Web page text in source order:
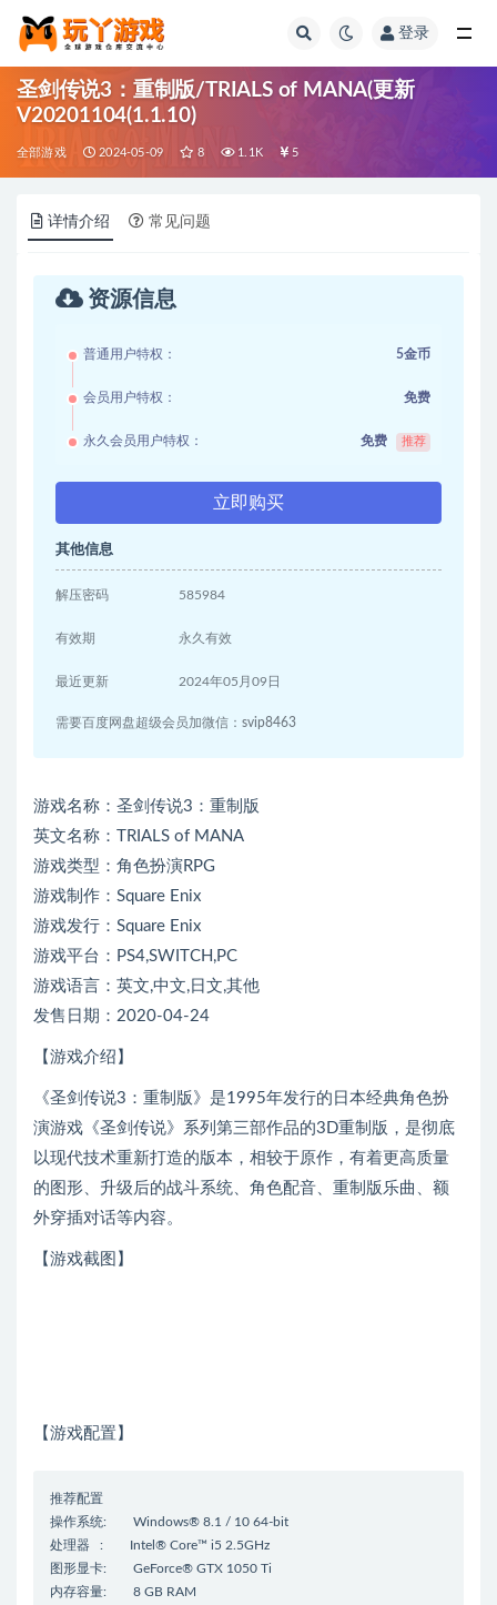
登录
圣剑传说3：重制版/TRIALS of MANA(更新
V20201104(1.1.10)
全部游戏 2024-05-09 8 1.1K 5
详情介绍 常见问题
资源信息
普通用户特权： 5金币
会员用户特权： 免费
永久会员用户特权： 免费 推荐
立即购买
其他信息
解压密码 585984
有效期 永久有效
最近更新 2024年05月09日
需要百度网盘超级会员加微信：svip8463
游戏名称：圣剑传说3：重制版
英文名称：TRIALS of MANA
游戏类型：角色扮演RPG
游戏制作：Square Enix
游戏发行：Square Enix
游戏平台：PS4,SWITCH,PC
游戏语言：英文,中文,日文,其他
发售日期：2020-04-24
【游戏介绍】
《圣剑传说3：重制版》是1995年发行的日本经典角色扮
演游戏《圣剑传说》系列第三部作品的3D重制版，是彻底
以现代技术重新打造的版本，相较于原作，有着更高质量
的图形、升级后的战斗系统、角色配音、重制版乐曲、额
外穿插对话等内容。
【游戏截图】
【游戏配置】
推荐配置
操作系统: Windows® 8.1 / 10 64-bit
处理器 : Intel® Core™ i5 2.5GHz
图形显卡: GeForce® GTX 1050 Ti
内存容量: 8 GB RAM